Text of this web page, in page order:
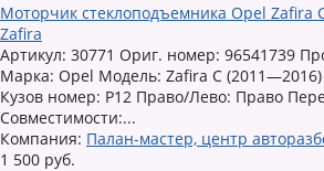
Моторчик стеклоподъемника Opel Zafira
Zafira
Артикул: 30771 Ориг. номер: 96541739
Марка: Opel Модель: Zafira C (2011—2016)
Кузов номер: P12 Право/Лево: Право
Совместимости:...
Компания: Палан-мастер, центр
1 500 руб.